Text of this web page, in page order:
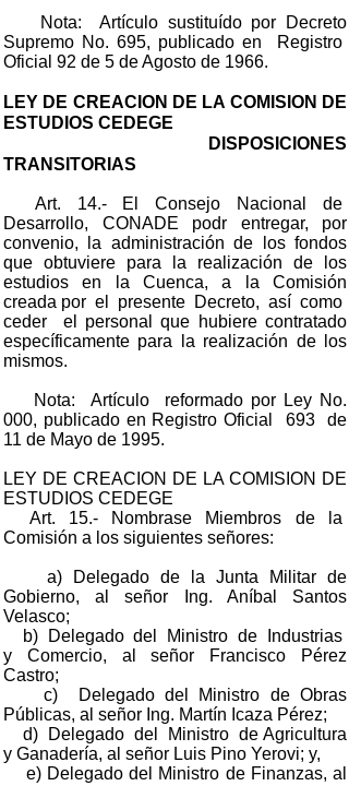
Nota: Artículo sustituído por Decreto
Supremo No. 695, publicado en Registro
Oficial 92 de 5 de Agosto de 1966.
LEY DE CREACION DE LA COMISION DE
ESTUDIOS CEDEGE
DISPOSICIONES
TRANSITORIAS
Art. 14.- El Consejo Nacional de
Desarrollo, CONADE podr entregar, por
convenio, la administración de los fondos
que obtuviere para la realización de los
estudios en la Cuenca, a la Comisión
creada por el presente Decreto, así como
ceder el personal que hubiere contratado
específicamente para la realización de los
mismos.
Nota: Artículo reformado por Ley No.
000, publicado en Registro Oficial 693 de
11 de Mayo de 1995.
LEY DE CREACION DE LA COMISION DE
ESTUDIOS CEDEGE
Art. 15.- Nombrase Miembros de la
Comisión a los siguientes señores:
a) Delegado de la Junta Militar de
Gobierno, al señor Ing. Aníbal Santos
Velasco;
b) Delegado del Ministro de Industrias
y Comercio, al señor Francisco Pérez
Castro;
c) Delegado del Ministro de Obras
Públicas, al señor Ing. Martín Icaza Pérez;
d) Delegado del Ministro de Agricultura
y Ganadería, al señor Luis Pino Yerovi; y,
e) Delegado del Ministro de Finanzas, al